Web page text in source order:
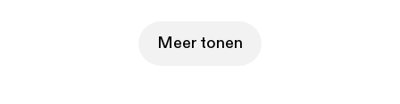
Meer tonen